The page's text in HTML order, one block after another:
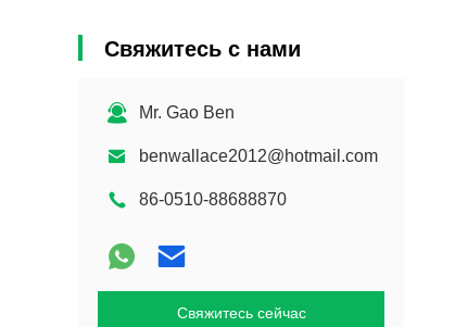
Свяжитесь с нами
Mr. Gao Ben
benwallace2012@hotmail.com
86-0510-88688870
Свяжитесь сейчас